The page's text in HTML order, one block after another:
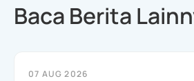
Baca Berita
07 AUG 2026